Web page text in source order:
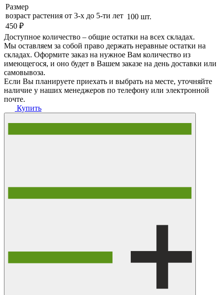
Размер
возраст растения от 3-х до 5-ти лет
450 ₽
100 шт.
Доступное количество – общие остатки на всех складах.
Мы оставляем за собой право держать неравные остатки на
складах. Оформите заказ на нужное Вам количество из
имеющегося, и оно будет в Вашем заказе на день доставки или
самовывоза.
Если Вы планируете приехать и выбрать на месте, уточняйте
наличие у наших менеджеров по телефону или электронной
почте.
Купить